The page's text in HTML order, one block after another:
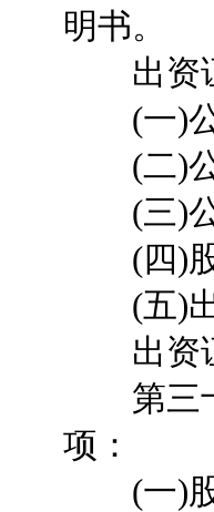
明书。
出资证
(一)公
(二)公
(三)公
(四)股
(五)出
出资证
第三十
项：
(一)股